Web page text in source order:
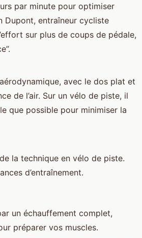
par minute pour optimiser
Dupont, entraîneur cycliste
sur plus de coups de pédale,
avec le dos plat et
de l’air. Sur un vélo de piste, il
que possible pour minimiser la
la technique en vélo de piste.
d’entraînement.
un échauffement complet,
préparer vos muscles.